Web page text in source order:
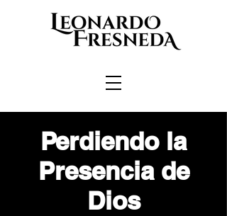
Perdiendo la
Presencia de
Dios